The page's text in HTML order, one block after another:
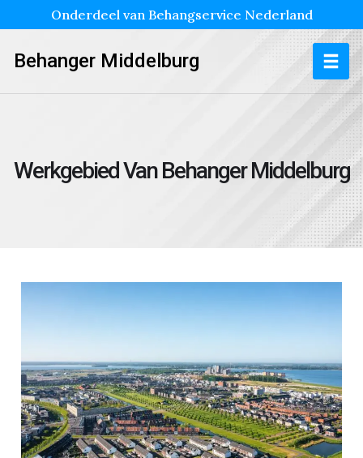
Onderdeel van Behangservice Nederland
Behanger Middelburg
Werkgebied Van Behanger Middelburg